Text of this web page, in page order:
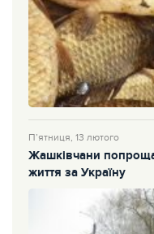
П’ятниця, 13 лютого
Жашківчани
життя за Україну